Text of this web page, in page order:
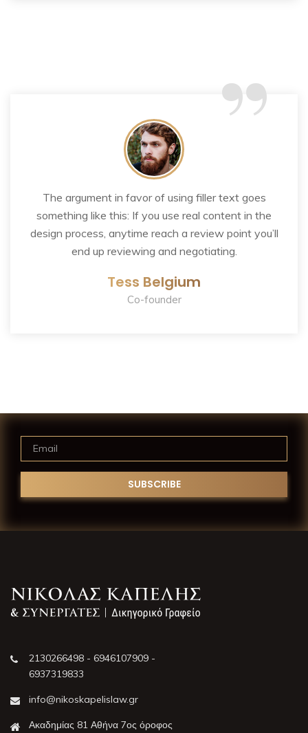
“
The argument in favor of using filler text goes
something like this: If you use real content in the
design process, anytime reach a review point you’ll
end up reviewing and negotiating.
Tess Belgium
Co-founder
2130266498 - 6946107909 -
6937319833
info@nikoskapelislaw.gr
Ακαδημίας 81 Αθήνα 7ος όροφος